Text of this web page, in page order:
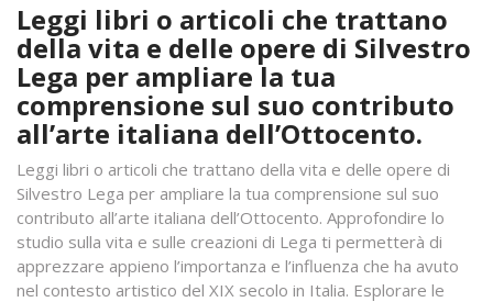
Leggi libri o articoli che trattano
della vita e delle opere di Silvestro
Lega per ampliare la tua
comprensione sul suo contributo
all’arte italiana dell’Ottocento.
Leggi libri o articoli che trattano della vita e delle opere di
Silvestro Lega per ampliare la tua comprensione sul suo
contributo all’arte italiana dell’Ottocento. Approfondire lo
studio sulla vita e sulle creazioni di Lega ti permetterà di
apprezzare appieno l’importanza e l’influenza che ha avuto
nel contesto artistico del XIX secolo in Italia. Esplorare le